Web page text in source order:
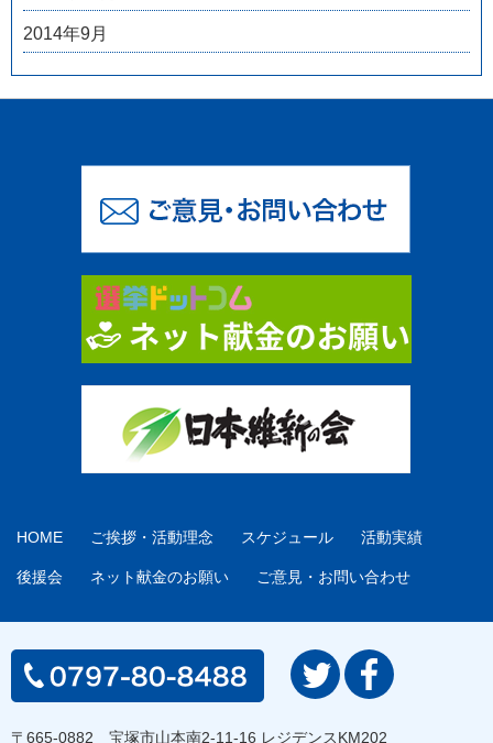
2014年9月
HOME ご挨拶・活動理念 スケジュール 活動実績
後援会 ネット献金のお願い ご意見・お問い合わせ
〒665-0882 宝塚市山本南2-11-16 レジデンスKM202